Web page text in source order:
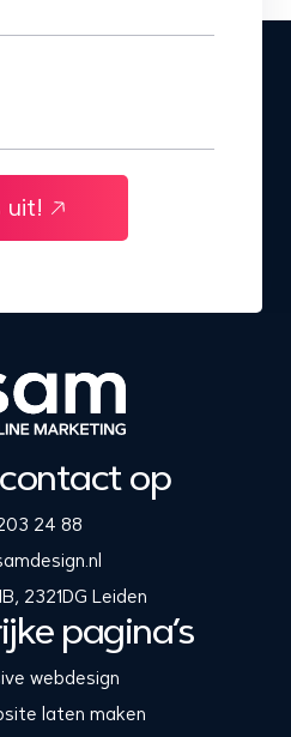
uit!
op
24 88
2321DG Leiden
pagina’s
webdesign
laten maken